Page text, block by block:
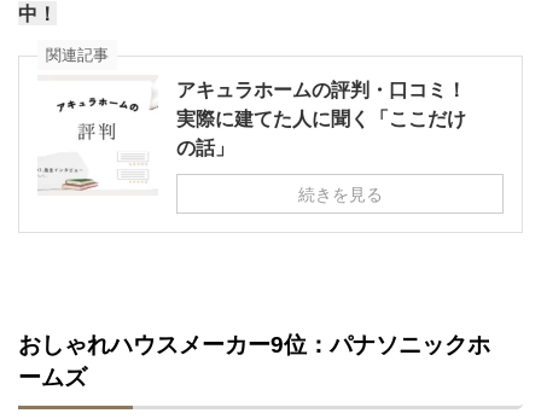
中！
関連記事
アキュラホームの評判・口コミ！
実際に建てた人に聞く「ここだけ
の話」
続きを見る
おしゃれハウスメーカー9位：パナソニックホ
ームズ